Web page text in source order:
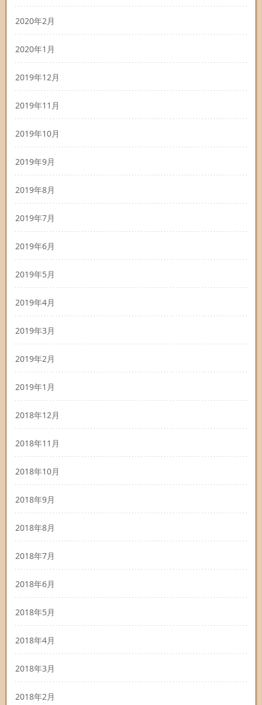
2020年2月
2020年1月
2019年12月
2019年11月
2019年10月
2019年9月
2019年8月
2019年7月
2019年6月
2019年5月
2019年4月
2019年3月
2019年2月
2019年1月
2018年12月
2018年11月
2018年10月
2018年9月
2018年8月
2018年7月
2018年6月
2018年5月
2018年4月
2018年3月
2018年2月